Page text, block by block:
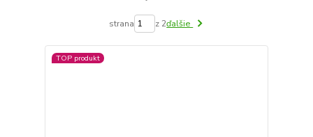
strana z 2ďalšie
TOP produkt